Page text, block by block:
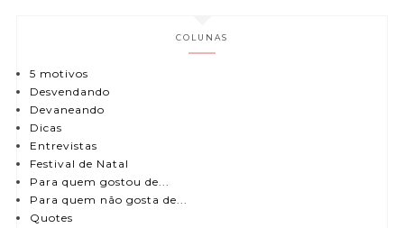
COLUNAS
5 motivos
Desvendando
Devaneando
Dicas
Entrevistas
Festival de Natal
Para quem gostou de...
Para quem não gosta de...
Quotes